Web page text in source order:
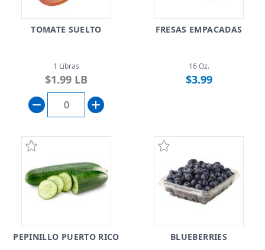
TOMATE SUELTO
1 Libras
$1.99 LB
FRESAS EMPACADAS
16 Oz.
$3.99
PEPINILLO PUERTO RICO BLUEBERRIES